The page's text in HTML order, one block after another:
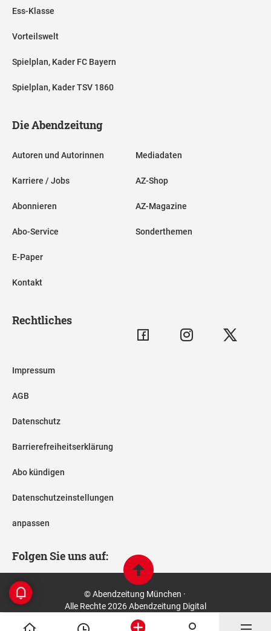
Ess-Klasse
Vorteilswelt
Spielplan, Kader FC Bayern
Spielplan, Kader TSV 1860
Die Abendzeitung
Autoren und Autorinnen
Karriere / Jobs
Abonnieren
Abo-Service
E-Paper
Kontakt
Mediadaten
AZ-Shop
AZ-Magazine
Sonderthemen
Rechtliches
Impressum
AGB
Datenschutz
Barrierefreiheitserklärung
Abo kündigen
Datenschutzeinstellungen
anpassen
Folgen Sie uns auf:
© Abendzeitung München ·
Alle Rechte 2026 Abendzeitung Digital